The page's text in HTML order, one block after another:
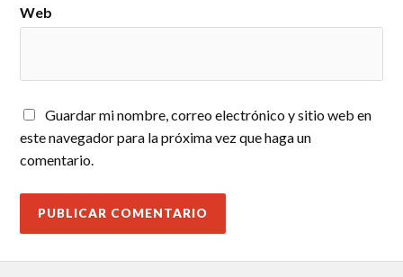
Web
Guardar mi nombre, correo electrónico y sitio web en
este navegador para la próxima vez que haga un
comentario.